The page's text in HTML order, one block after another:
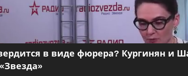
в виде фюрера? Кургинян и